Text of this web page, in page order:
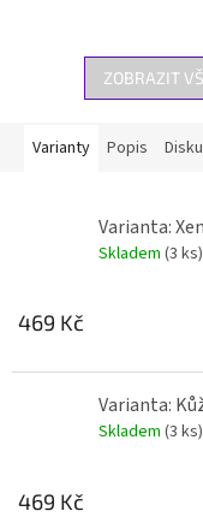
ZOBRAZIT
Varianty Popis
Varianta:
Skladem (3 ks)
469 Kč
Varianta:
Skladem (3 ks)
469 Kč